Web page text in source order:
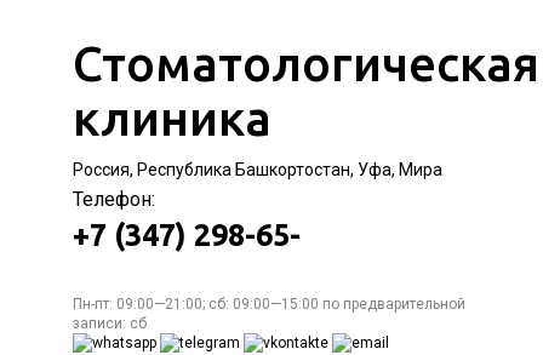
Стоматологическая
клиника
Россия, Республика Башкортостан, Уфа, Мира
Телефон:
+7 (347) 298-65-
Пн-пт: 09:00—21:00; сб: 09:00—15:00 по предварительной
записи: сб